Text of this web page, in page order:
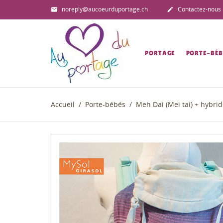
 noreply@aucoeurduportage.ch  Contactez-nous
PORTAGE PORTE-
Accueil Porte-bébés Meh Dai (Mei tai) +